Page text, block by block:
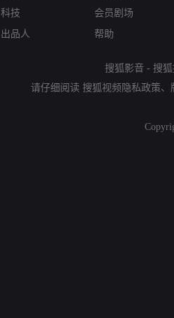
科技
出品人
会员剧场
帮助
搜狐影音 - 搜
请仔细阅读 搜狐视频隐私政策、